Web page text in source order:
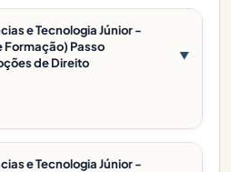
e Tecnologia Júnior -
Formação) Passo
de Direito
▼
e Tecnologia Júnior -